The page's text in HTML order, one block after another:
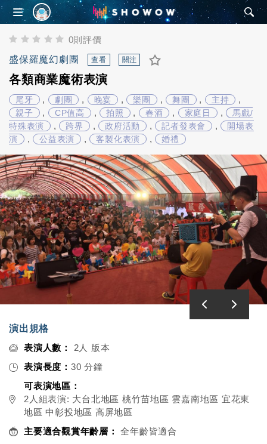
0則評價
盛保羅魔幻劇團
查看 關注
各類商業魔術表演
尾牙 , 劇團 , 晚宴 , 樂團 , 舞團 , 主持 ,
親子 , CP值高 , 拍照 , 春酒 , 家庭日 ,
馬戲/
特殊表演
, 跨界 , 政府活動 , 記者發表會 ,
開場表
演
, 公益表演 , 客製化表演 , 婚禮
演出規格
表演人數：
2人 版本
表演長度： 30 分鐘
可表演地區：
2人組表演: 大台北地區 桃竹苗地區 雲嘉南地區 宜花東
地區 中彰投地區 高屏地區
主要適合觀賞年齡層：
全年齡皆適合